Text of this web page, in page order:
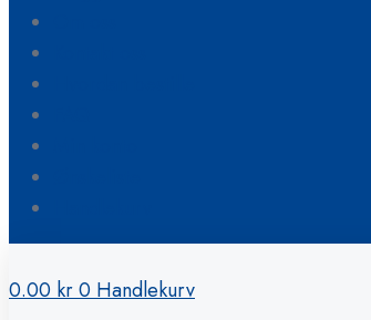
0.00 kr0 Handlekurv